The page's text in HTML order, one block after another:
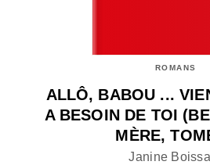
ROMANS
ALLÔ, BABOU ...
A BESOIN DE TOI
MÈRE,
Janine